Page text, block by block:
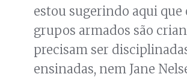
estou sugerindo aqui que
grupos armados são
precisam ser
ensinadas, nem Jane